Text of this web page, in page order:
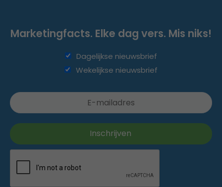
Marketingfacts. Elke dag vers. Mis niks!
Dagelijkse nieuwsbrief
Wekelijkse nieuwsbrief